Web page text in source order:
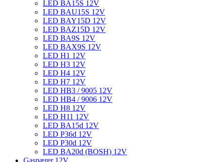
LED BA15S 12V
LED BAU15S 12V
LED BAY15D 12V
LED BAZ15D 12V
LED BA9S 12V
LED BAX9S 12V
LED H1 12V
LED H3 12V
LED H4 12V
LED H7 12V
LED HB3 / 9005 12V
LED HB4 / 9006 12V
LED H8 12V
LED H11 12V
LED BA15d 12V
LED P36d 12V
LED P30d 12V
LED BA20d (BOSH) 12V
Gaspærer 12V